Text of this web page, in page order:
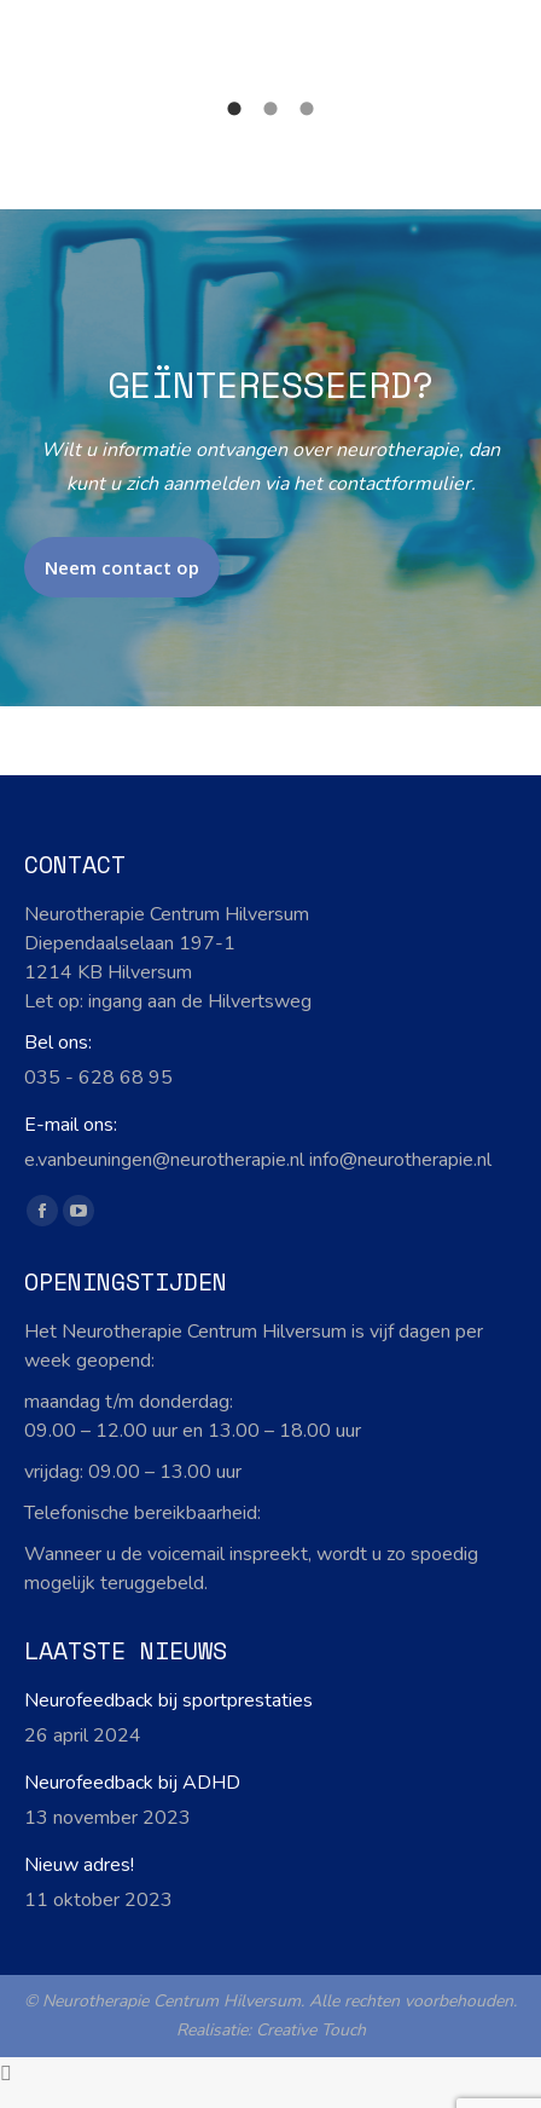
GEÏNTERESSEERD?
Wilt u informatie ontvangen over neurotherapie, dan
kunt u zich aanmelden via het contactformulier.
Neem contact op
CONTACT
Neurotherapie Centrum Hilversum
Diependaalselaan 197-1
1214 KB Hilversum
Let op: ingang aan de Hilvertsweg
Bel ons:
035 - 628 68 95
E-mail ons:
e.vanbeuningen@neurotherapie.nl info@neurotherapie.nl
Vind ons op:
Facebook
opens
in
new
YouTube
opens
new
OPENINGSTIJDEN
Het Neurotherapie Centrum Hilversum is vijf dagen per
week geopend:
maandag t/m donderdag:
09.00 – 12.00 uur en 13.00 – 18.00 uur
vrijdag: 09.00 – 13.00 uur
Telefonische bereikbaarheid:
Wanneer u de voicemail inspreekt, wordt u zo spoedig
mogelijk teruggebeld.
LAATSTE NIEUWS
Neurofeedback bij sportprestaties
26 april 2024
Neurofeedback bij ADHD
13 november 2023
Nieuw adres!
11 oktober 2023
© Neurotherapie Centrum Hilversum. Alle rechten voorbehouden.
Realisatie: Creative Touch